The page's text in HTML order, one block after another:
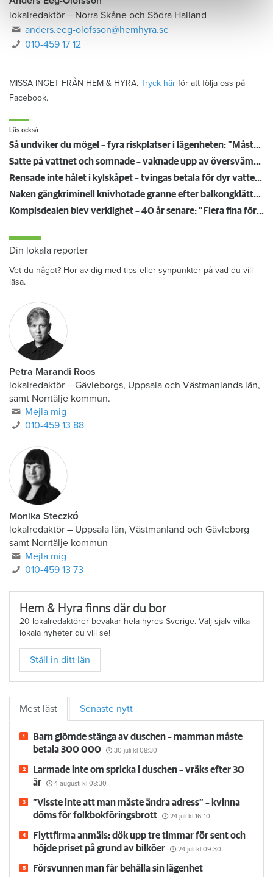
lokalredaktör – Norra Skåne och Södra Halland
anders.eeg-olofsson@hemhyra.se
010-459 17 12
MISSA INGET FRÅN HEM & HYRA. Tryck här för att följa oss på
Facebook.
Läs också
Så undviker du mögel – fyra riskplatser i lägenheten: ”Måste städa bort”
Satte på vattnet och somnade – vaknade upp av översvämning hos grannen
Rensade inte hålet i kylskåpet – tvingas betala för dyr vattenskada
Naken gängkriminell knivhotade granne efter balkongklättring
Kompisdealen blev verklighet – 40 år senare: "Flera fina fördelar med att dela bostad"
Din lokala reporter
Vet du något? Hör av dig med tips eller synpunkter på vad du vill
läsa.
Petra Marandi Roos
lokalredaktör – Gävleborgs, Uppsala och Västmanlands län,
samt Norrtälje kommun.
Mejla mig
010-459 13 88
Monika Steczkó
lokalredaktör – Uppsala län, Västmanland och Gävleborg
samt Norrtälje kommun
Mejla mig
010-459 13 73
Hem & Hyra finns där du bor
20 lokalredaktörer bevakar hela hyres-Sverige. Välj själv vilka
lokala nyheter du vill se!
Ställ in ditt län
Mest läst Senaste nytt
Barn glömde stänga av duschen – mamman måste
betala 300 000
30 juli kl 08:30
Larmade inte om spricka i duschen – vräks efter 30
år
4 augusti kl 08:30
”Visste inte att man måste ändra adress” – kvinna
döms för folkbokföringsbrott
24 juli kl 16:10
Flyttfirma anmäls: dök upp tre timmar för sent och
höjde priset på grund av bilköer
24 juli kl 09:30
Försvunnen man får behålla sin lägenhet